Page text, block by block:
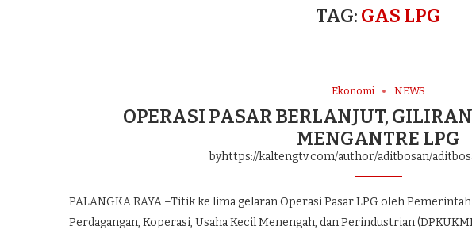
TAG: GAS LPG
Ekonomi NEWS
OPERASI PASAR BERLANJUT,
MENGANTRE LPG
byhttps://kaltengtv.com/author/aditbosan/
PALANGKA RAYA –Titik ke lima gelaran Operasi Pasar LPG oleh
Perdagangan, Koperasi, Usaha Kecil Menengah, dan Perindustrian